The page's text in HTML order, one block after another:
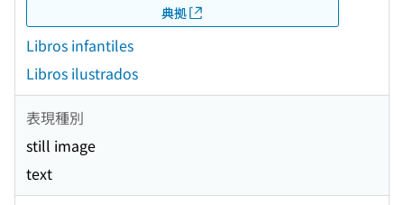
典拠
Libros infantiles
Libros ilustrados
表現種別
still image
text